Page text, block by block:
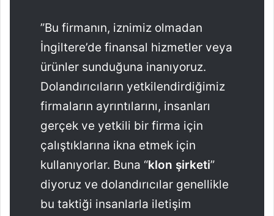
”Bu firmanın, iznimiz olmadan
İngiltere’de finansal hizmetler veya
ürünler sunduğuna inanıyoruz.
Dolandırıcıların yetkilendirdiğimiz
firmaların ayrıntılarını, insanları
gerçek ve yetkili bir firma için
çalıştıklarına ikna etmek için
kullanıyorlar. Buna “klon şirketi”
diyoruz ve dolandırıcılar genellikle
bu taktiği insanlarla iletişim